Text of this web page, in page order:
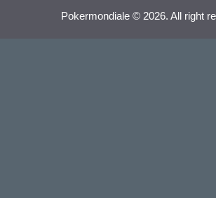
Pokermondiale © 2026. All right